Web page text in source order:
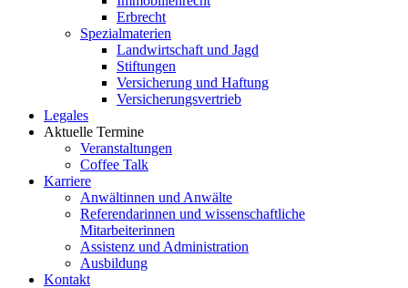
Erbrecht
Spezialmaterien
Landwirtschaft und Jagd
Stiftungen
Versicherung und Haftung
Versicherungsvertrieb
Legales
Aktuelle Termine
Veranstaltungen
Coffee Talk
Karriere
Anwältinnen und Anwälte
Referendarinnen und wissenschaftliche
Mitarbeiterinnen
Assistenz und Administration
Ausbildung
Kontakt